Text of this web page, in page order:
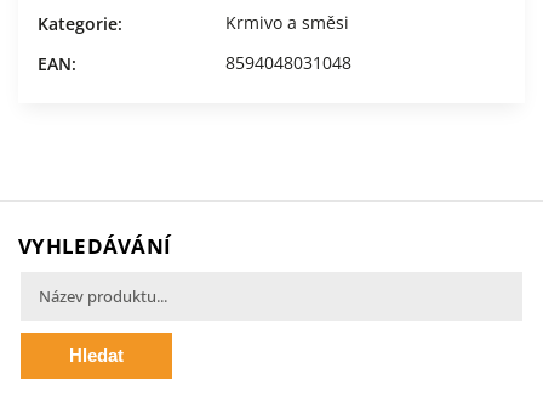
Kategorie:
Krmivo a směsi
EAN: 8594048031048
VYHLEDÁVÁNÍ
Hledat